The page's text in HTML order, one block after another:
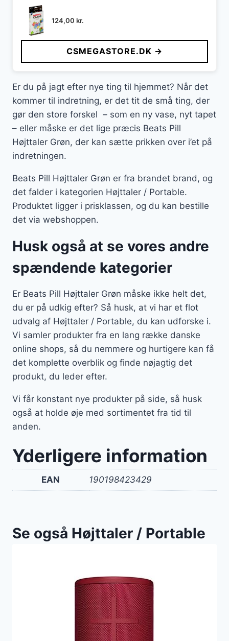
124,00 kr.
CSMEGASTORE.DK →
Er du på jagt efter nye ting til hjemmet? Når det
kommer til indretning, er det tit de små ting, der
gør den store forskel – som en ny vase, nyt tapet
– eller måske er det lige præcis Beats Pill
Højttaler Grøn, der kan sætte prikken over i’et på
indretningen.
Beats Pill Højttaler Grøn er fra brandet brand, og
det falder i kategorien Højttaler / Portable.
Produktet ligger i prisklassen, og du kan bestille
det via webshoppen.
Husk også at se vores andre
spændende kategorier
Er Beats Pill Højttaler Grøn måske ikke helt det,
du er på udkig efter? Så husk, at vi har et flot
udvalg af Højttaler / Portable, du kan udforske i.
Vi samler produkter fra en lang række danske
online shops, så du nemmere og hurtigere kan få
det komplette overblik og finde nøjagtig det
produkt, du leder efter.
Vi får konstant nye produkter på side, så husk
også at holde øje med sortimentet fra tid til
anden.
Yderligere information
EAN 190198423429
Se også Højttaler / Portable